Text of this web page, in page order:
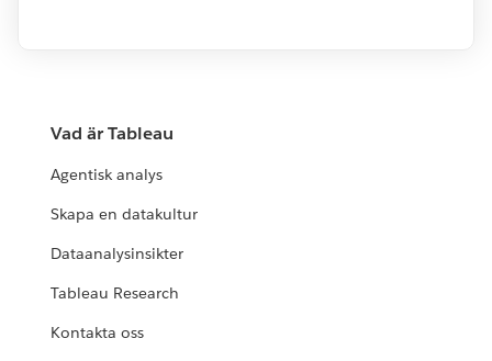
Vad är Tableau
Agentisk analys
Skapa en datakultur
Dataanalysinsikter
Tableau Research
Kontakta oss